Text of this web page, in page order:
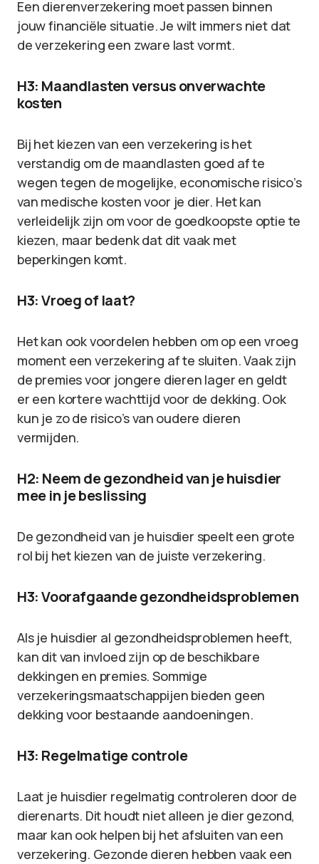
Een dierenverzekering moet passen binnen
jouw financiële situatie. Je wilt immers niet dat
de verzekering een zware last vormt.
H3: Maandlasten versus onverwachte
kosten
Bij het kiezen van een verzekering is het
verstandig om de maandlasten goed af te
wegen tegen de mogelijke, economische risico’s
van medische kosten voor je dier. Het kan
verleidelijk zijn om voor de goedkoopste optie te
kiezen, maar bedenk dat dit vaak met
beperkingen komt.
H3: Vroeg of laat?
Het kan ook voordelen hebben om op een vroeg
moment een verzekering af te sluiten. Vaak zijn
de premies voor jongere dieren lager en geldt
er een kortere wachttijd voor de dekking. Ook
kun je zo de risico’s van oudere dieren
vermijden.
H2: Neem de gezondheid van je huisdier
mee in je beslissing
De gezondheid van je huisdier speelt een grote
rol bij het kiezen van de juiste verzekering.
H3: Voorafgaande gezondheidsproblemen
Als je huisdier al gezondheidsproblemen heeft,
kan dit van invloed zijn op de beschikbare
dekkingen en premies. Sommige
verzekeringsmaatschappijen bieden geen
dekking voor bestaande aandoeningen.
H3: Regelmatige controle
Laat je huisdier regelmatig controleren door de
dierenarts. Dit houdt niet alleen je dier gezond,
maar kan ook helpen bij het afsluiten van een
verzekering. Gezonde dieren hebben vaak een